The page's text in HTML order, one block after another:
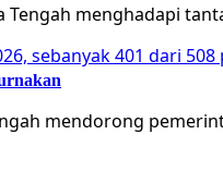
Tengah menghadapi
mendorong